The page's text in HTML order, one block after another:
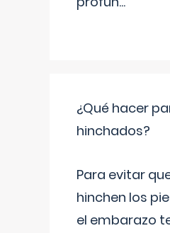
¿Qué hacer
hinchados?
Para evitar
hinchen los
el embarazo